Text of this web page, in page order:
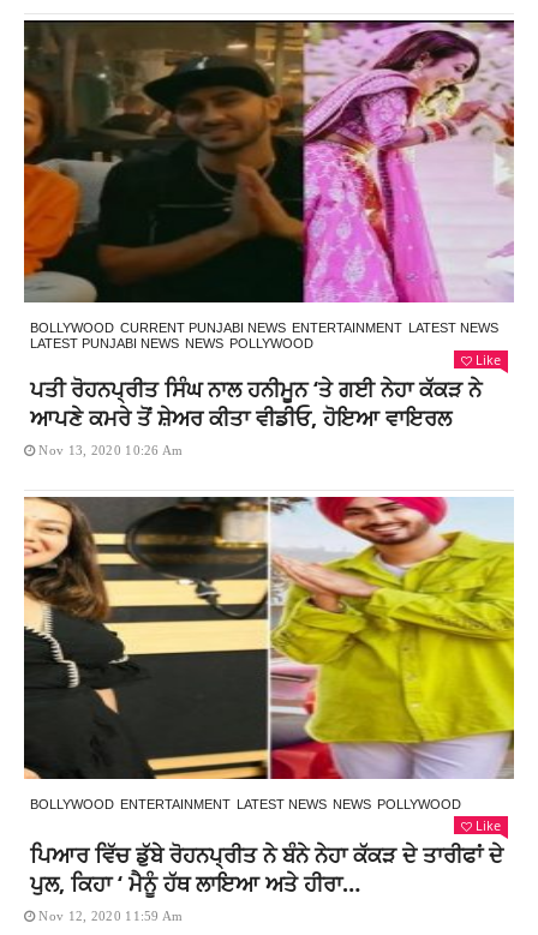
BOLLYWOOD CURRENT PUNJABI NEWS ENTERTAINMENT LATEST NEWS
LATEST PUNJABI NEWS NEWS POLLYWOOD
Like
ਪਤੀ ਰੋਹਨਪ੍ਰੀਤ ਸਿੰਘ ਨਾਲ ਹਨੀਮੂਨ ‘ਤੇ ਗਈ ਨੇਹਾ ਕੱਕੜ ਨੇ
ਆਪਣੇ ਕਮਰੇ ਤੋਂ ਸ਼ੇਅਰ ਕੀਤਾ ਵੀਡੀਓ, ਹੋਇਆ ਵਾਇਰਲ
Nov 13, 2020 10:26 Am
BOLLYWOOD ENTERTAINMENT LATEST NEWS NEWS POLLYWOOD
Like
ਪਿਆਰ ਵਿੱਚ ਡੁੱਬੇ ਰੋਹਨਪ੍ਰੀਤ ਨੇ ਬੰਨੇ ਨੇਹਾ ਕੱਕੜ ਦੇ ਤਾਰੀਫਾਂ ਦੇ
ਪੁਲ, ਕਿਹਾ ‘ ਮੈਨੂੰ ਹੱਥ ਲਾਇਆ ਅਤੇ ਹੀਰਾ…
Nov 12, 2020 11:59 Am